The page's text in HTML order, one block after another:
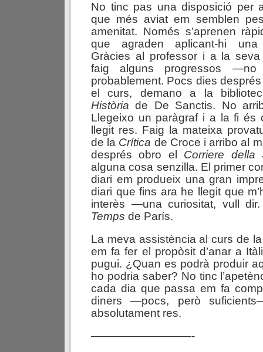
No tinc pas una disposició per
que més aviat em semblen
amenitat. Només s’aprenen
que agraden aplicant-hi una
Gràcies al professor i a la seva
faig alguns progressos
probablement. Pocs dies
el curs, demano a la
Història de De Sanctis. No
Llegeixo un paràgraf i a la fi és
llegit res. Faig la mateixa
de la Crítica de Croce i arribo al
després obro el Corriere della
alguna cosa senzilla. El primer
diari em produeix una gran
diari que fins ara he llegit que
interès —una curiositat, vull
Temps de París.
La meva assistència al curs de
em fa fer el propòsit d’anar a
pugui. ¿Quan es podrà produir
ho podria saber? No tinc
cada dia que passa em fa
diners —pocs, però
absolutament res.
—————————-